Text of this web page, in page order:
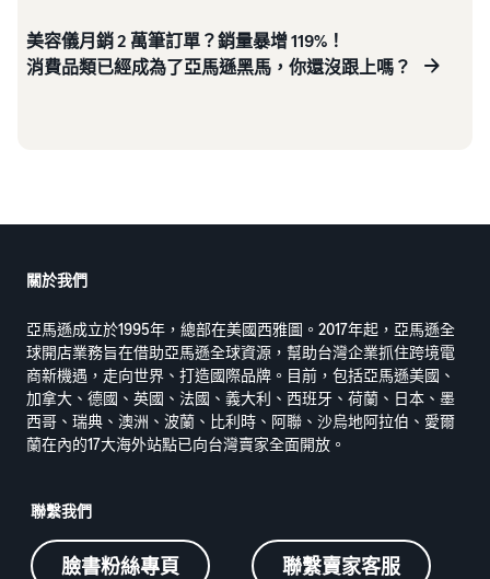
美容儀月銷 2 萬筆訂單？銷量暴增 119%！
消費品類已經成為了亞馬遜黑馬，你還沒跟上嗎？
關於我們
亞馬遜成立於1995年，總部在美國西雅圖。2017年起，亞馬遜全
球開店業務旨在借助亞馬遜全球資源，幫助台灣企業抓住跨境電
商新機遇，走向世界、打造國際品牌。目前，包括亞馬遜美國、
加拿大、德國、英國、法國、義大利、西班牙、荷蘭、日本、墨
西哥、瑞典、澳洲、波蘭、比利時、阿聯、沙烏地阿拉伯、愛爾
蘭在內的17大海外站點已向台灣賣家全面開放。
聯繫我們
臉書粉絲專頁 聯繫賣家客服